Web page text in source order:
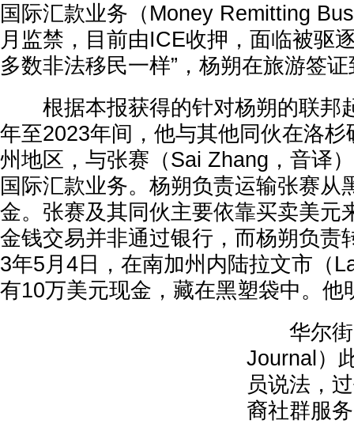
国际汇款业务（Money Remitting
月监禁，目前由ICE收押，面临被驱
多数非法移民一样”，杨朔在旅游签
根据本报获得的针对杨朔的联邦
年至2023年间，他与其他同伙在洛
州地区，与张赛（Sai Zhang，音译
国际汇款业务。杨朔负责运输张赛从
金。张赛及其同伙主要依靠买卖美元
金钱交易并非通过银行，而杨朔负责
3年5月4日，在南加州内陆拉文市（
有10万美元现金，藏在黑塑袋中。他
华尔街
Journal）
员说法，
裔社群服